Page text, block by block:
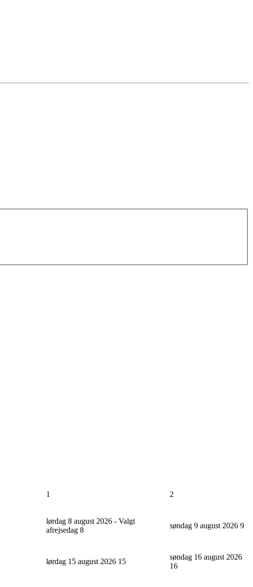
1 2
lørdag 8 august 2026 - Valgt
afrejsedag 8
søndag 9 august 2026 9
lørdag 15 august 2026 15
søndag 16 august 2026
16